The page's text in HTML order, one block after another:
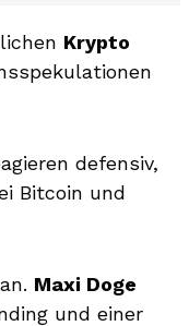
Krypto
defensiv,
Bitcoin und
Maxi Doge
und einer